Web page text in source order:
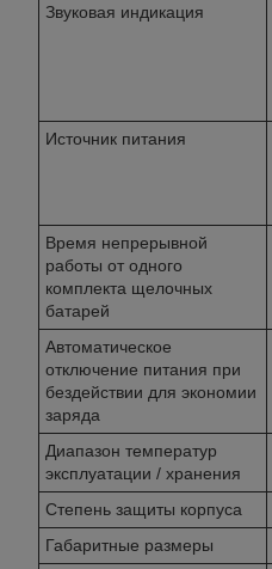
Звуковая индикация
Источник питания
Время непрерывной
работы от одного
комплекта щелочных
батарей
Автоматическое
отключение питания при
бездействии для экономии
заряда
Диапазон температур
эксплуатации / хранения
Степень защиты корпуса
Габаритные размеры